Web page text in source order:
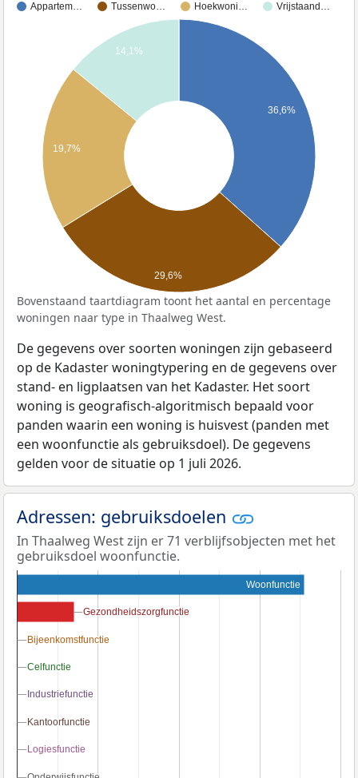
Appartem… Tussenwo… Hoekwoni… Vrijstaand…
36,6%
14,1%
19,7%
29,6%
Bovenstaand taartdiagram toont het aantal en percentage
woningen naar type in Thaalweg West.
De gegevens over soorten woningen zijn gebaseerd
op de Kadaster woningtypering en de gegevens over
stand- en ligplaatsen van het Kadaster. Het soort
woning is geografisch-algoritmisch bepaald voor
panden waarin een woning is huisvest (panden met
een woonfunctie als gebruiksdoel). De gegevens
gelden voor de situatie op 1 juli 2026.
Adressen: gebruiksdoelen
In Thaalweg West zijn er 71 verblijfsobjecten met het
gebruiksdoel woonfunctie.
Woonfunctie
Gezondheidszorgfunctie
Gezondheidszorgfunctie
Bijeenkomstfunctie
Bijeenkomstfunctie
Celfunctie
Celfunctie
Industriefunctie
Industriefunctie
Kantoorfunctie
Kantoorfunctie
Logiesfunctie
Logiesfunctie